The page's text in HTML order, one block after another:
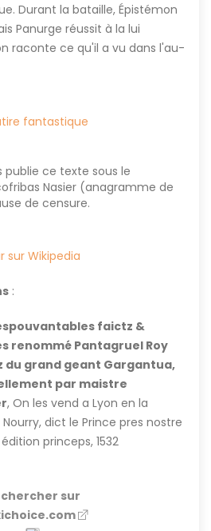
Durant la bataille, Épistémon
Panurge réussit à la lui
raconte ce qu'il a vu dans l'au-
fantastique
publie ce texte sous le
Nasier (anagramme de
de censure.
sur Wikipedia
:
faictz &
renommé Pantagruel Roy
du grand geant Gargantua,
par maistre
, On les vend a Lyon en la
dict le Prince pres nostre
princeps, 1532
sur